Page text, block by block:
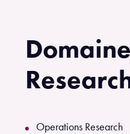
Operations Research